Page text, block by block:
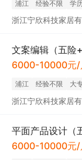
浦江 经验不限 学
浙江宁欣科技家居
文案编辑（五险
6000-10000元/
浦江 经验不限 大
浙江宁欣科技家居
平面产品设计（
6000-10000元/